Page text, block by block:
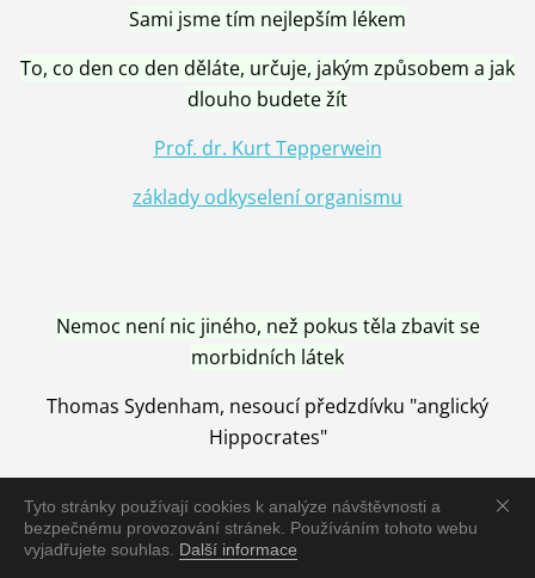
Tyto stránky používají cookies k analýze návštěvnosti a
bezpečnému provozování stránek. Používáním tohoto webu
vyjadřujete souhlas. Další informace
Sami jsme tím nejlepším lékem
To, co den co den děláte, určuje, jakým způsobem a jak
dlouho budete žít
Prof. dr. Kurt Tepperwein
základy odkyselení organismu
Nemoc není nic jiného, než pokus těla zbavit se
morbidních látek
Thomas Sydenham, nesoucí předzdívku "anglický
Hippocrates"
Nemoc je vyléčena jen pomocí Přírody, neutralizací a